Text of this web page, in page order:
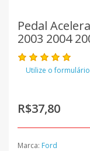
Pedal
2003 2004
Utilize o
R$37,80
Marca: Ford